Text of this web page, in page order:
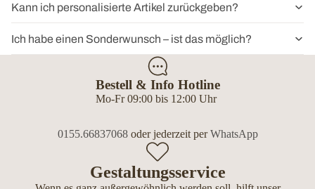
Kann ich personalisierte Artikel zurückgeben?
Ich habe einen Sonderwunsch – ist das möglich?
Bestell & Info Hotline
Mo-Fr 09:00 bis 12:00 Uhr
0155.66837068oder jederzeit perWhatsApp
Gestaltungsservice